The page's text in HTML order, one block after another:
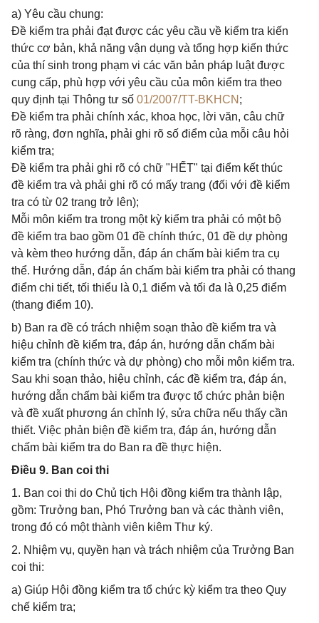
a) Yêu cầu chung:
Đề kiểm tra phải đạt được các yêu cầu về kiểm tra kiến
thức cơ bản, khả năng vận dụng và tổng hợp kiến thức
của thí sinh trong phạm vi các văn bản pháp luật được
cung cấp, phù hợp với yêu cầu của môn kiểm tra theo
quy định tại Thông tư số 01/2007/TT-BKHCN ;
Đề kiểm tra phải chính xác, khoa học, lời văn, câu chữ
rõ ràng, đơn nghĩa, phải ghi rõ số điểm của mỗi câu hỏi
kiểm tra;
Đề kiểm tra phải ghi rõ có chữ "HẾT" tại điểm kết thúc
đề kiểm tra và phải ghi rõ có mấy trang (đối với đề kiểm
tra có từ 02 trang trở lên);
Mỗi môn kiểm tra trong một kỳ kiểm tra phải có một bộ
đề kiểm tra bao gồm 01 đề chính thức, 01 đề dự phòng
và kèm theo hướng dẫn, đáp án chấm bài kiểm tra cụ
thể. Hướng dẫn, đáp án chấm bài kiểm tra phải có thang
điểm chi tiết, tối thiểu là 0,1 điểm và tối đa là 0,25 điểm
(thang điểm 10).
b) Ban ra đề có trách nhiệm soạn thảo đề kiểm tra và
hiệu chỉnh đề kiểm tra, đáp án, hướng dẫn chấm bài
kiểm tra (chính thức và dự phòng) cho mỗi môn kiểm tra.
Sau khi soạn thảo, hiệu chỉnh, các đề kiểm tra, đáp án,
hướng dẫn chấm bài kiểm tra được tổ chức phản biện
và đề xuất phương án chỉnh lý, sửa chữa nếu thấy cần
thiết. Việc phản biện đề kiểm tra, đáp án, hướng dẫn
chấm bài kiểm tra do Ban ra đề thực hiện.
Điều 9. Ban coi thi
1. Ban coi thi do Chủ tịch Hội đồng kiểm tra thành lập,
gồm: Trưởng ban, Phó Trưởng ban và các thành viên,
trong đó có một thành viên kiêm Thư ký.
2. Nhiệm vụ, quyền hạn và trách nhiệm của Trưởng Ban
coi thi:
a) Giúp Hội đồng kiểm tra tổ chức kỳ kiểm tra theo Quy
chế kiểm tra;